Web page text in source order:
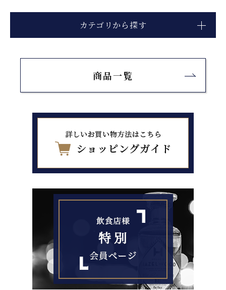
カテゴリから探す
商品一覧